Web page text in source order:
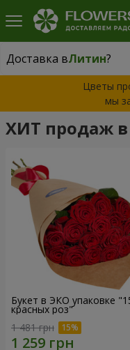
Доставка вЛитин?
Доставка вЛитин|
Цветы
мы
ХИТ продаж
Букет в ЭКО упаковке
красных роз"
1 481 грн